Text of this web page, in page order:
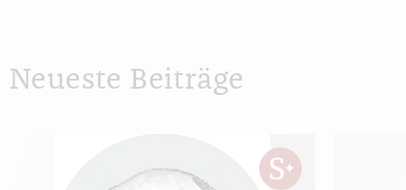
Neueste Beiträge